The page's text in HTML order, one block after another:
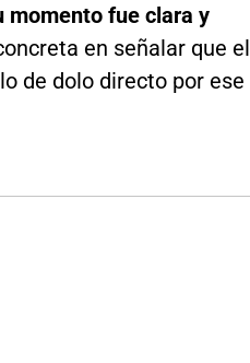
momento fue clara y
en señalar que el
de dolo directo por ese